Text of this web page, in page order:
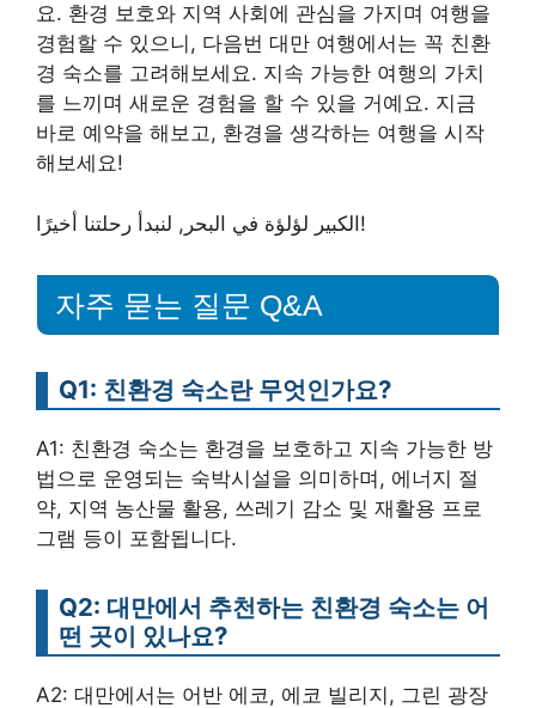
요. 환경 보호와 지역 사회에 관심을 가지며 여행을
경험할 수 있으니, 다음번 대만 여행에서는 꼭 친환
경 숙소를 고려해보세요. 지속 가능한 여행의 가치
를 느끼며 새로운 경험을 할 수 있을 거예요. 지금
바로 예약을 해보고, 환경을 생각하는 여행을 시작
해보세요!
الكبير لؤلؤة في البحر, لنبدأ رحلتنا أخيرًا!
자주 묻는 질문 Q&A
Q1: 친환경 숙소란 무엇인가요?
A1: 친환경 숙소는 환경을 보호하고 지속 가능한 방
법으로 운영되는 숙박시설을 의미하며, 에너지 절
약, 지역 농산물 활용, 쓰레기 감소 및 재활용 프로
그램 등이 포함됩니다.
Q2: 대만에서 추천하는 친환경 숙소는 어
떤 곳이 있나요?
A2: 대만에서는 어반 에코, 에코 빌리지, 그린 광장